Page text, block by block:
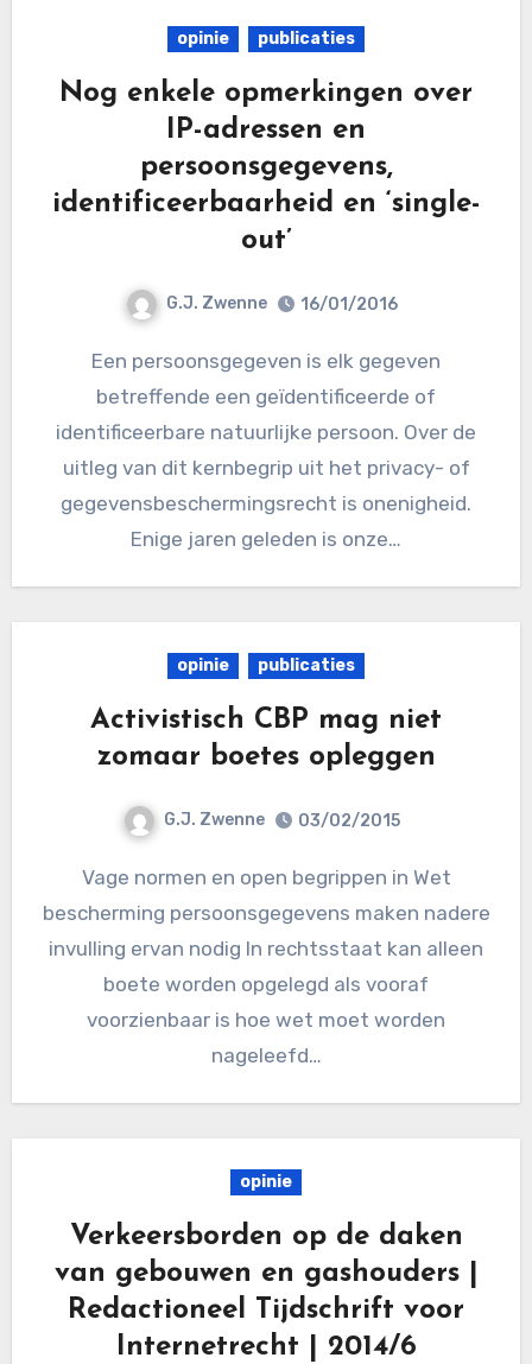
opinie publicaties
Nog enkele opmerkingen over
IP-adressen en
persoonsgegevens,
identificeerbaarheid en ‘single-
out’
G.J. Zwenne 16/01/2016
Een persoonsgegeven is elk gegeven
betreffende een geïdentificeerde of
identificeerbare natuurlijke persoon. Over de
uitleg van dit kernbegrip uit het privacy- of
gegevensbeschermingsrecht is onenigheid.
Enige jaren geleden is onze…
opinie publicaties
Activistisch CBP mag niet
zomaar boetes opleggen
G.J. Zwenne 03/02/2015
Vage normen en open begrippen in Wet
bescherming persoonsgegevens maken nadere
invulling ervan nodig In rechtsstaat kan alleen
boete worden opgelegd als vooraf
voorzienbaar is hoe wet moet worden
nageleefd…
opinie
Verkeersborden op de daken
van gebouwen en gashouders |
Redactioneel Tijdschrift voor
Internetrecht | 2014/6